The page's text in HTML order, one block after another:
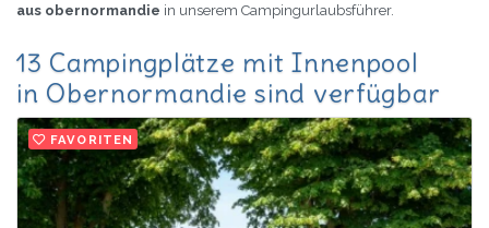
aus obernormandie in unserem Campingurlaubsführer.
13 Campingplätze mit Innenpool
in Obernormandie sind verfügbar
FAVORITEN